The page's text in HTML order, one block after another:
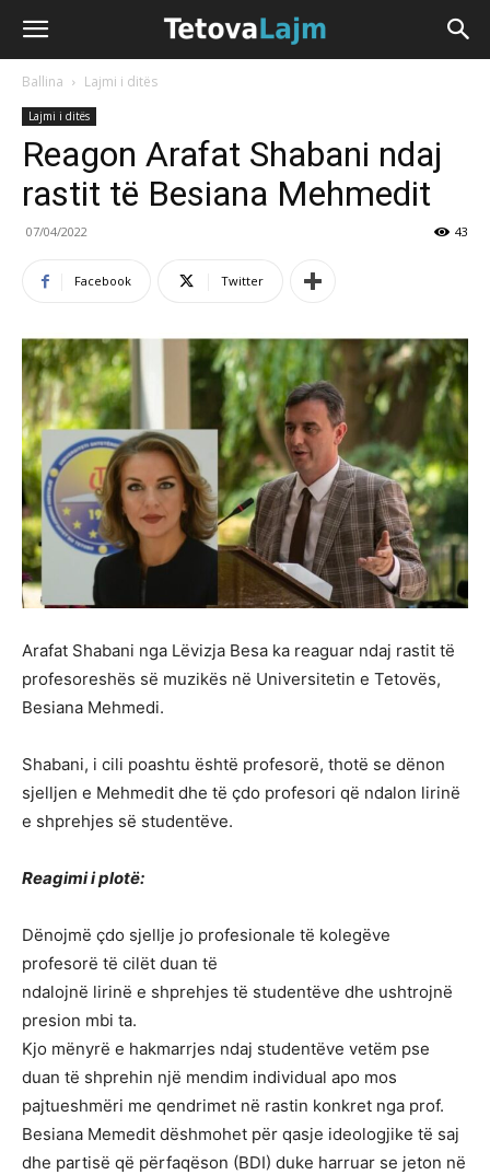
Ballina Lajmi i ditës
Lajmi i ditës
Reagon Arafat Shabani ndaj
rastit të Besiana Mehmedit
07/04/2022 43
Facebook Twitter
Arafat Shabani nga Lëvizja Besa ka reaguar ndaj rastit të
profesoreshës së muzikës në Universitetin e Tetovës,
Besiana Mehmedi.
Shabani, i cili poashtu është profesorë, thotë se dënon
sjelljen e Mehmedit dhe të çdo profesori që ndalon lirinë
e shprehjes së studentëve.
Reagimi i plotë:
Dënojmë çdo sjellje jo profesionale të kolegëve
profesorë të cilët duan të
ndalojnë lirinë e shprehjes të studentëve dhe ushtrojnë
presion mbi ta.
Kjo mënyrë e hakmarrjes ndaj studentëve vetëm pse
duan të shprehin një mendim individual apo mos
pajtueshmëri me qendrimet në rastin konkret nga prof.
Besiana Memedit dëshmohet për qasje ideologjike të saj
dhe partisë që përfaqëson (BDI) duke harruar se jeton në